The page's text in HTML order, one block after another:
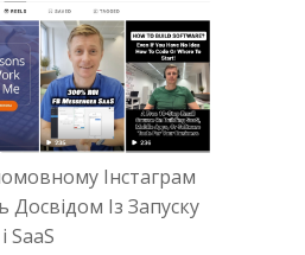
Інстаграм
Досвідом Із Запуску
SaaS